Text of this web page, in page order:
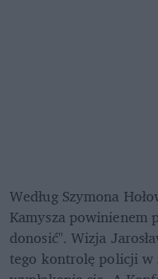
Według Szymona
Kamysza powinienem
donosić". Wizja
tego kontrolę policji